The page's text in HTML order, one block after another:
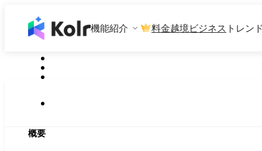
機能紹介 料金越境ビジネス トレン
概要